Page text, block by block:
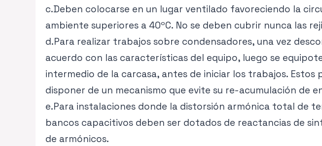
c.Deben colocarse en un lugar ventilado favoreciendo la
ambiente superiores a 40ºC. No se deben cubrir nunca las
d.Para realizar trabajos sobre condensadores, una vez
acuerdo con las características del equipo, luego se
intermedio de la carcasa, antes de iniciar los trabajos.
disponer de un mecanismo que evite su re-acumulación de
e.Para instalaciones donde la distorsión armónica total de
bancos capacitivos deben ser dotados de reactancias de
de armónicos.